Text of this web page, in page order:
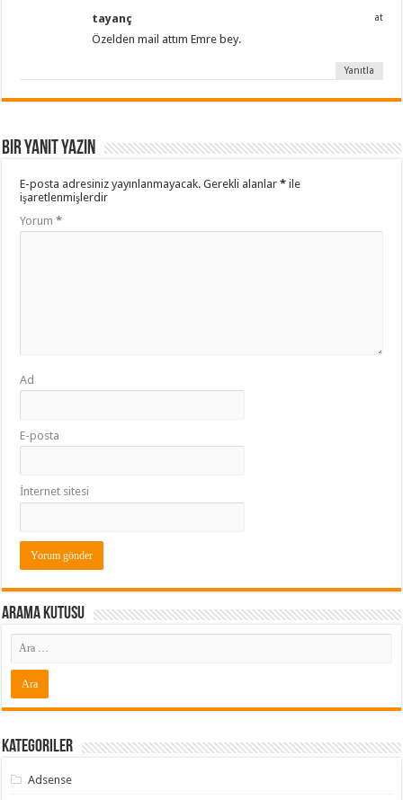
tayanç at
Özelden mail attım Emre bey.
Yanıtla
Bir yanıt yazın
E-posta adresiniz yayınlanmayacak. Gerekli alanlar* ile
işaretlenmişlerdir
Yorum*
Ad
E-posta
İnternet sitesi
Arama Kutusu
Kategoriler
Adsense